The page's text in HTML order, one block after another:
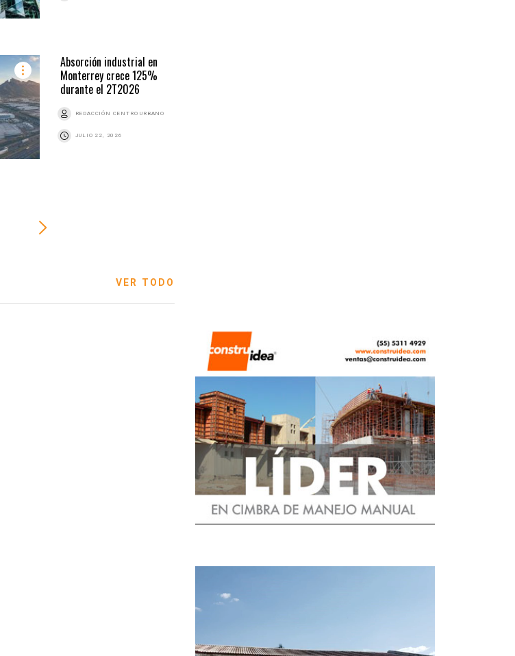
Absorción industrial en
Monterrey crece 125%
durante el 2T2026
REDACCIÓN CENTRO URBANO
JULIO 22, 2026
VER TODO